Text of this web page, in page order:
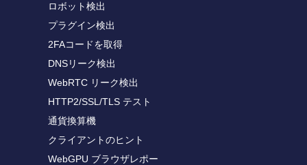
ロボット検出
プラグイン検出
2FAコードを取得
DNSリーク検出
WebRTC リーク検出
HTTP2/SSL/TLS テスト
通貨換算機
クライアントのヒント
WebGPU ブラウザレポー